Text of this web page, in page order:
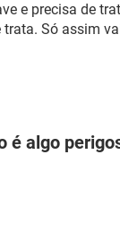
e precisa de
Só assim
é algo